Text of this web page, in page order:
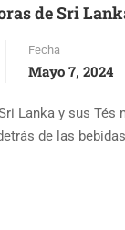
de Sri
Fecha
Mayo 7, 2024
Lanka y sus
de las